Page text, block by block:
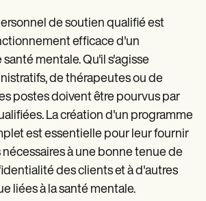
de soutien qualifié est
efficace d'un
mentale. Qu'il s'agisse
de thérapeutes ou de
postes doivent être pourvus par
La création d'un programme
est essentielle pour leur fournir
à une bonne tenue de
des clients et à d'autres
liées à la santé mentale.